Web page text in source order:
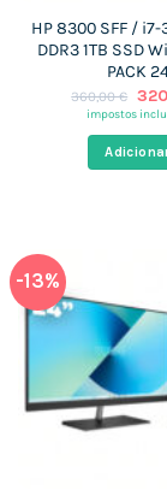
HP 8300 SFF / i7-
DDR3 1TB SSD
PACK
360,00€ O
era:
impostos
-13%